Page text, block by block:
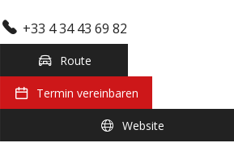
+33 4 34 43 69 82
Route
Termin vereinbaren
Website